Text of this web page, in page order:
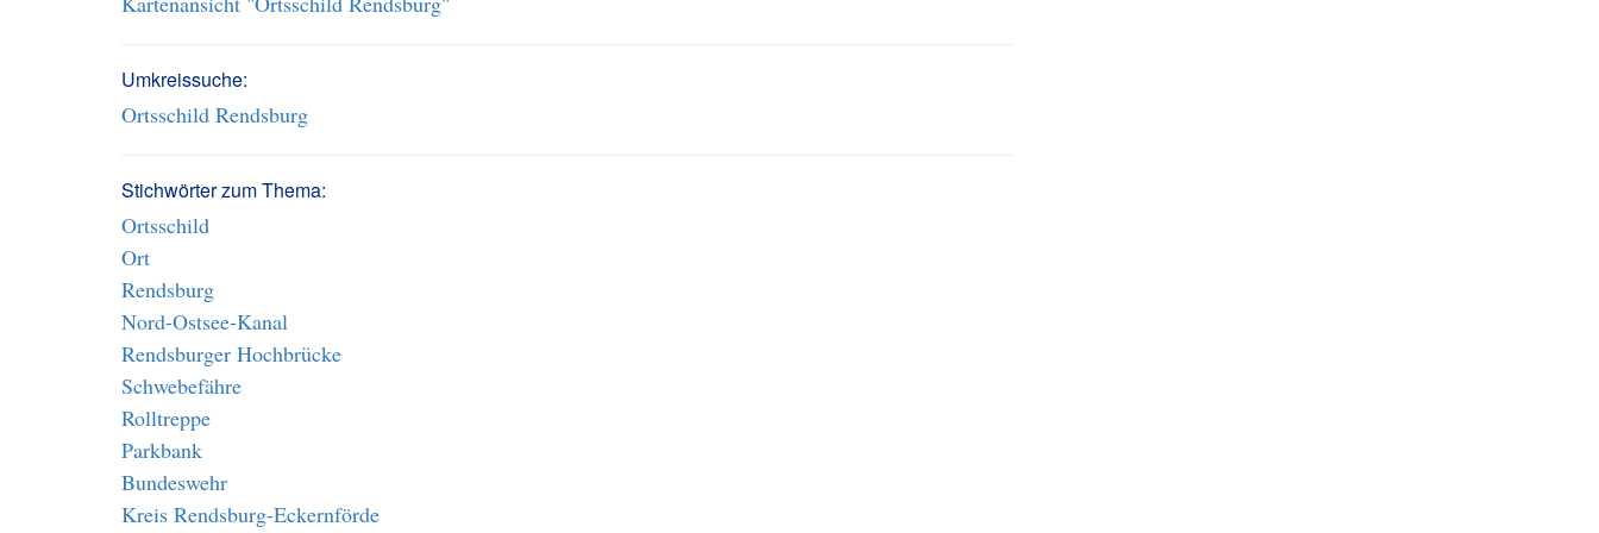
Umkreissuche:
Ortsschild Rendsburg
Stichwörter zum Thema:
Ortsschild
Ort
Rendsburg
Nord-Ostsee-Kanal
Rendsburger Hochbrücke
Schwebefähre
Rolltreppe
Parkbank
Bundeswehr
Kreis Rendsburg-Eckernförde